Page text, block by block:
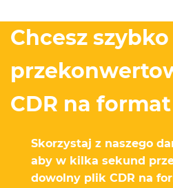
Chcesz szybko
CDR na format
Skorzystaj z naszego
aby w kilka sekund
dowolny plik CDR na